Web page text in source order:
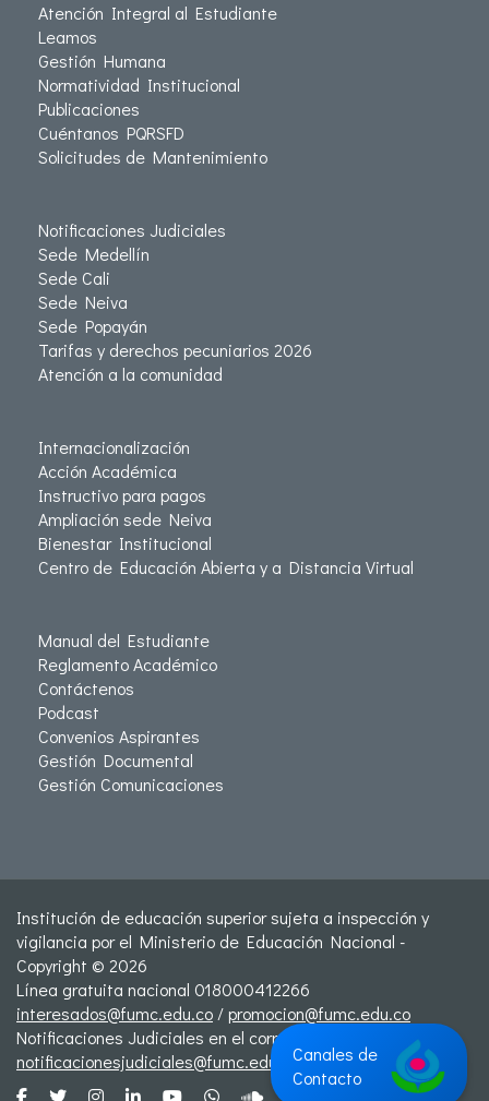
Atención Integral al Estudiante
Leamos
Gestión Humana
Normatividad Institucional
Publicaciones
Cuéntanos PQRSFD
Solicitudes de Mantenimiento
Notificaciones Judiciales
Sede Medellín
Sede Cali
Sede Neiva
Sede Popayán
Tarifas y derechos pecuniarios 2026
Atención a la comunidad
Internacionalización
Acción Académica
Instructivo para pagos
Ampliación sede Neiva
Bienestar Institucional
Centro de Educación Abierta y a Distancia Virtual
Manual del Estudiante
Reglamento Académico
Contáctenos
Podcast
Convenios Aspirantes
Gestión Documental
Gestión Comunicaciones
Institución de educación superior sujeta a inspección y
vigilancia por el Ministerio de Educación Nacional -
Copyright © 2026
Línea gratuita nacional 018000412266
interesados@fumc.edu.co /promocion@fumc.edu.co
Notificaciones Judiciales en el correo:
notificacionesjudiciales@fumc.edu.coCanales de
Contacto